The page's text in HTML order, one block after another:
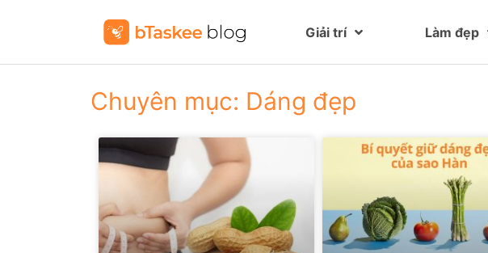
Giải trí Làm đẹp
Chuyên mục: Dáng đẹp